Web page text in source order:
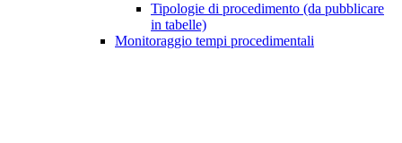
Tipologie di procedimento (da pubblicare
in tabelle)
Monitoraggio tempi procedimentali